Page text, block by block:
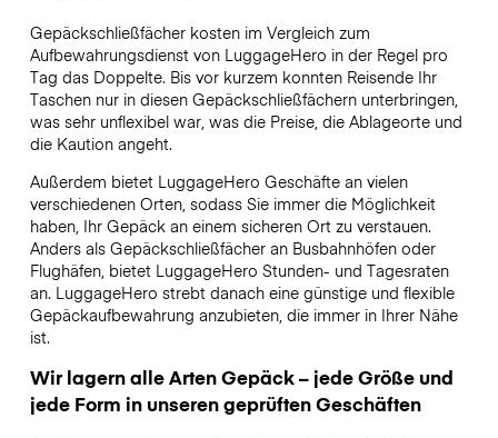
Gepäckschließfächer kosten im Vergleich zum
Aufbewahrungsdienst von LuggageHero in der Regel pro
Tag das Doppelte. Bis vor kurzem konnten Reisende Ihr
Taschen nur in diesen Gepäckschließfächern unterbringen,
was sehr unflexibel war, was die Preise, die Ablageorte und
die Kaution angeht.
Außerdem bietet LuggageHero Geschäfte an vielen
verschiedenen Orten, sodass Sie immer die Möglichkeit
haben, Ihr Gepäck an einem sicheren Ort zu verstauen.
Anders als Gepäckschließfächer an Busbahnhöfen oder
Flughäfen, bietet LuggageHero Stunden- und Tagesraten
an. LuggageHero strebt danach eine günstige und flexible
Gepäckaufbewahrung anzubieten, die immer in Ihrer Nähe
ist.
Wir lagern alle Arten Gepäck – jede Größe und
jede Form in unseren geprüften Geschäften